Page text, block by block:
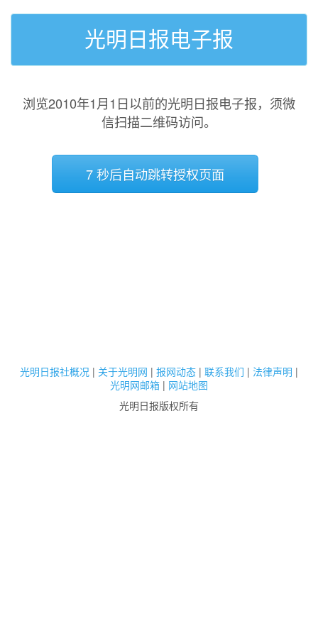
光明日报电子报
浏览2010年1月1日以前的光明日报电子报，须微
信扫描二维码访问。
7 秒后自动跳转授权页面
光明日报社概况 | 关于光明网 | 报网动态 | 联系我们 | 法律声明 |
光明网邮箱 | 网站地图
光明日报版权所有